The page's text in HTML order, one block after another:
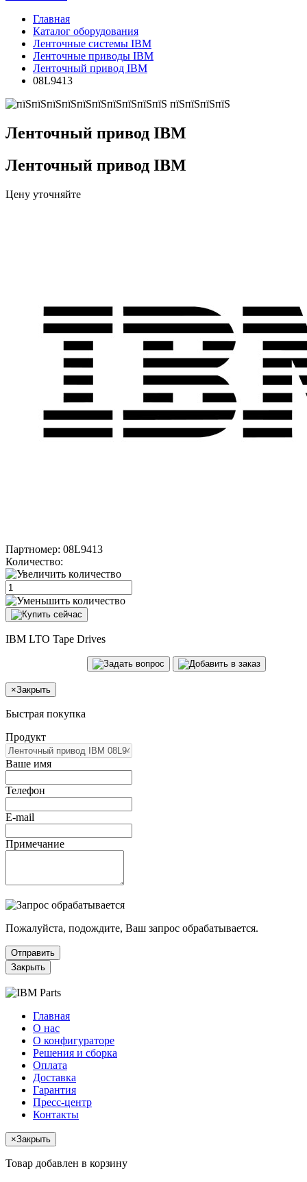
Главная
Каталог оборудования
Ленточные системы IBM
Ленточные приводы IBM
Ленточный привод IBM
08L9413
Ленточный привод IBM
Ленточный привод IBM
Цену уточняйте
Партномер: 08L9413
Количество:
IBM LTO Tape Drives
×Закрыть
Быстрая покупка
Продукт
Ваше имя
Телефон
E-mail
Примечание
Пожалуйста, подождите, Ваш запрос обрабатывается.
Отправить
Закрыть
Главная
О нас
О конфигураторе
Решения и сборка
Оплата
Доставка
Гарантия
Пресс-центр
Контакты
×Закрыть
Товар добавлен в корзину